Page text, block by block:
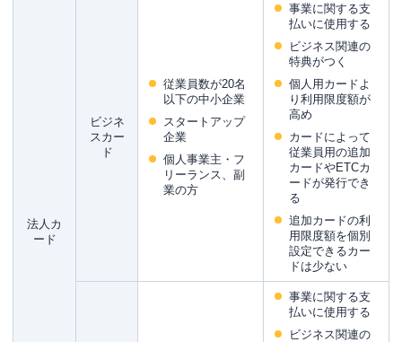
ETCカード・追加カードの発行可否
付帯保険や優待・サービスの内容
分割払い・リボ払いに対応するか
フリーランスが事業用のクレジットカードを作る
法人カ
ード
ビジネ
スカー
ド
従業員数が20名
以下の中小企業
スタートアップ
企業
個人事業主・フ
リーランス、副
業の方
事業に関する支
払いに使用する
ビジネス関連の
特典がつく
個人用カードよ
り利用限度額が
高め
カードによって
従業員用の追加
カードやETCカ
ードが発行でき
る
追加カードの利
用限度額を個別
設定できるカー
ドは少ない
事業に関する支
払いに使用する
ビジネス関連の